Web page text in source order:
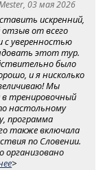
03 мая 2026
искренний,
от всего
с уверенностью
этот тур.
было
и я нисколько
Мы
в тренировочный
настольному
программа
также включала
по Словении.
организовано
>